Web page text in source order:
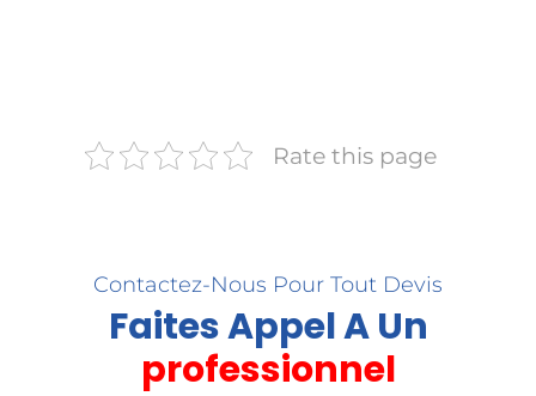
Rate this page
Contactez-Nous Pour Tout Devis
Faites Appel A Un
professionnel